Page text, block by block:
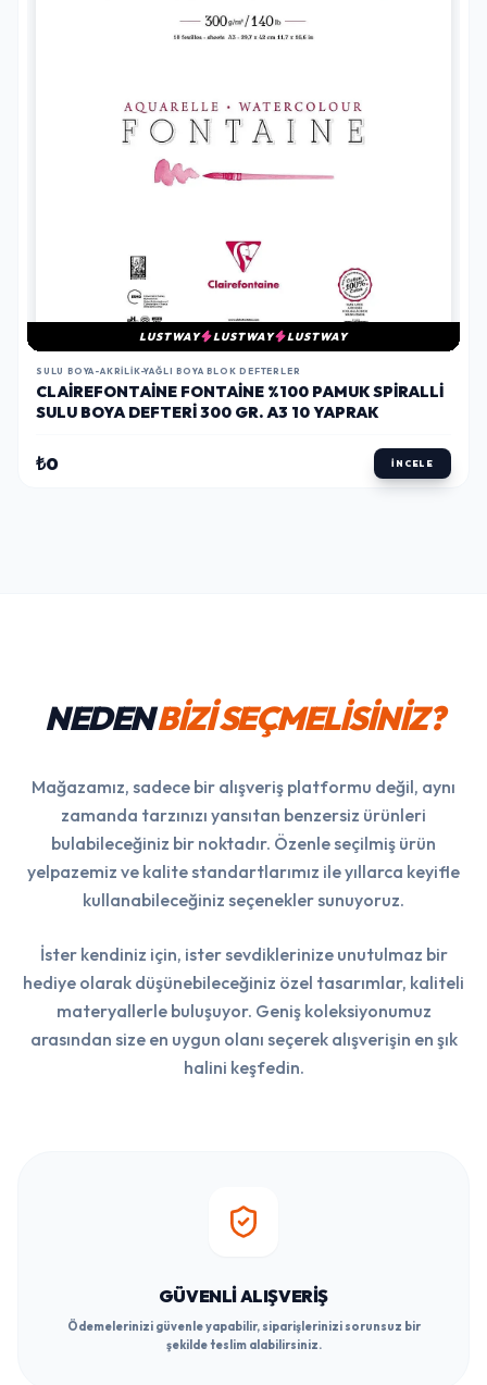
LUSTWAY LUSTWAY LUSTWAY
SULU BOYA-AKRILIK-YAĞLI BOYA BLOK DEFTERLER
CLAIREFONTAINE FONTAINE %100 PAMUK SPIRALLI
SULU BOYA DEFTERI 300 GR. A3 10 YAPRAK
₺0 İNCELE
NEDENBİZİ SEÇMELİSİNİZ?
Mağazamız, sadece bir alışveriş platformu değil, aynı
zamanda tarzınızı yansıtan benzersiz ürünleri
bulabileceğiniz bir noktadır. Özenle seçilmiş ürün
yelpazemiz ve kalite standartlarımız ile yıllarca keyifle
kullanabileceğiniz seçenekler sunuyoruz.
İster kendiniz için, ister sevdiklerinize unutulmaz bir
hediye olarak düşünebileceğiniz özel tasarımlar, kaliteli
materyallerle buluşuyor. Geniş koleksiyonumuz
arasından size en uygun olanı seçerek alışverişin en şık
halini keşfedin.
GÜVENLI ALIŞVERIŞ
Ödemelerinizi güvenle yapabilir, siparişlerinizi sorunsuz bir
şekilde teslim alabilirsiniz.